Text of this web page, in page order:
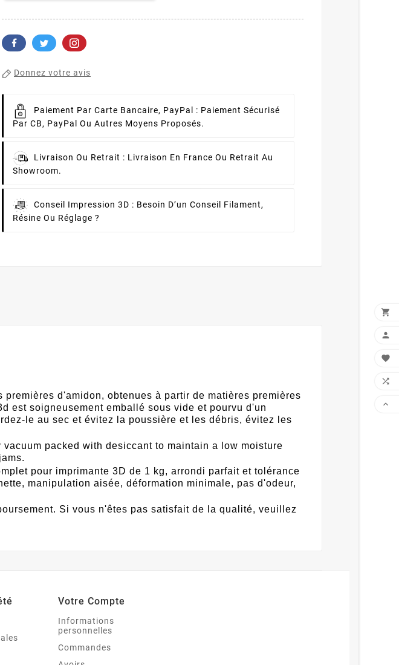
Donnez votre avis
Paiement Par Carte Bancaire, PayPal : Paiement Sécurisé
Par CB, PayPal Ou Autres Moyens Proposés.
Livraison Ou Retrait : Livraison En France Ou Retrait Au
Showroom.
Conseil Impression 3D : Besoin D’un Conseil Filament,
Résine Ou Réglage ?
d'amidon, obtenues à partir de matières premières
est soigneusement emballé sous vide et pourvu d'un
le au sec et évitez la poussière et les débris, évitez les
packed with desiccant to maintain a low moisture
pour imprimante 3D de 1 kg, arrondi parfait et tolérance
manipulation aisée, déformation minimale, pas d'odeur,
Si vous n'êtes pas satisfait de la qualité, veuillez
Votre Compte
Informations
personnelles
Commandes




